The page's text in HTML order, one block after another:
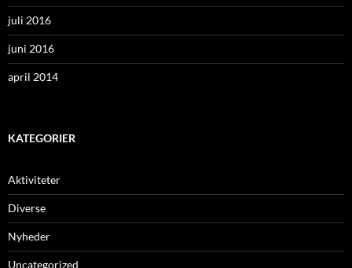
juli 2016
juni 2016
april 2014
KATEGORIER
Aktiviteter
Diverse
Nyheder
Uncategorized